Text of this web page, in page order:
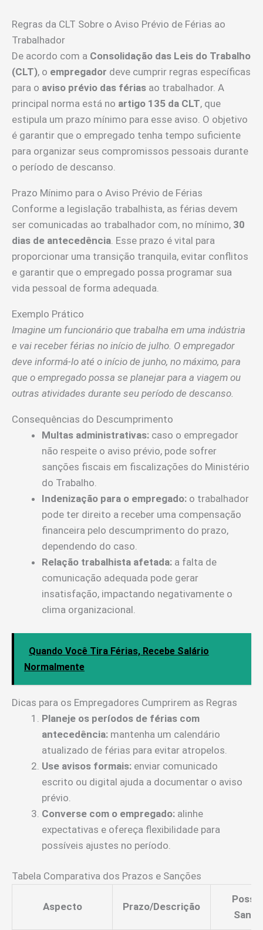
Regras da CLT Sobre o Aviso Prévio de Férias ao
Trabalhador
De acordo com a Consolidação das Leis do Trabalho
(CLT), o empregador deve cumprir regras específicas
para o aviso prévio das férias ao trabalhador. A
principal norma está no artigo 135 da CLT, que
estipula um prazo mínimo para esse aviso. O objetivo
é garantir que o empregado tenha tempo suficiente
para organizar seus compromissos pessoais durante
o período de descanso.
Prazo Mínimo para o Aviso Prévio de Férias
Conforme a legislação trabalhista, as férias devem
ser comunicadas ao trabalhador com, no mínimo, 30
dias de antecedência. Esse prazo é vital para
proporcionar uma transição tranquila, evitar conflitos
e garantir que o empregado possa programar sua
vida pessoal de forma adequada.
Exemplo Prático
Imagine um funcionário que trabalha em uma indústria
e vai receber férias no início de julho. O empregador
deve informá-lo até o início de junho, no máximo, para
que o empregado possa se planejar para a viagem ou
outras atividades durante seu período de descanso.
Consequências do Descumprimento
Multas administrativas: caso o empregador
não respeite o aviso prévio, pode sofrer
sanções fiscais em fiscalizações do Ministério
do Trabalho.
Indenização para o empregado: o trabalhador
pode ter direito a receber uma compensação
financeira pelo descumprimento do prazo,
dependendo do caso.
Relação trabalhista afetada: a falta de
comunicação adequada pode gerar
insatisfação, impactando negativamente o
clima organizacional.
Quando Você Tira Férias, Recebe Salário
Normalmente
Dicas para os Empregadores Cumprirem as Regras
Planeje os períodos de férias com
antecedência: mantenha um calendário
atualizado de férias para evitar atropelos.
Use avisos formais: enviar comunicado
escrito ou digital ajuda a documentar o aviso
prévio.
Converse com o empregado: alinhe
expectativas e ofereça flexibilidade para
possíveis ajustes no período.
Tabela Comparativa dos Prazos e Sanções
Aspecto Prazo/Descrição